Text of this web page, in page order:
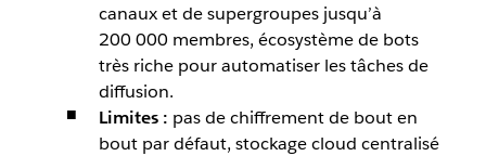
canaux et de supergroupes jusqu’à
200 000 membres, écosystème de bots
très riche pour automatiser les tâches de
diffusion.
Limites : pas de chiffrement de bout en
bout par défaut, stockage cloud centralisé